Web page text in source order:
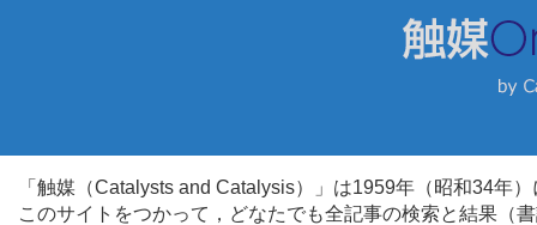
「触媒（Catalysts and Catalysis）」は1959年（昭和34年
このサイトをつかって，どなたでも全記事の検索と結果（